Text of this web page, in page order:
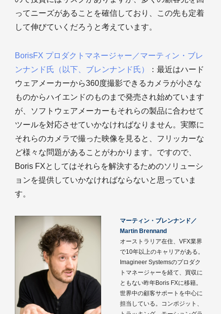
ってニーズがあることを確信しており、この先も定着
して伸びていくだろうと考えています。
BorisFX プロダクトマネージャー／マーティン・ブレ
ンナンド氏（以下、ブレンナンド氏）
：最近はハード
ウェアメーカーから360度撮影できるカメラが小さな
ものからハイエンドのものまで発売され始めています
が、ソフトウェアメーカーもそれらの製品に合わせて
ツールを対応させていかなければなりません。実際に
それらのカメラで撮った映像を見ると、フリッカーな
ど様々な問題があることがわかります。ですので、
Boris FXとしてはそれらを解決するためのソリューシ
ョンを提供していかなければならないと思っていま
す。
マーティン・ブレンナンド／
Martin Brennand
オーストラリア在住、VFX業界
で10年以上のキャリアがある。
Imagineer Systemsのプロダク
トマネージャーを経て、買収に
ともない昨年Boris FXに移籍。
世界中の顧客サポートを中心に
担当している。コンポジット、